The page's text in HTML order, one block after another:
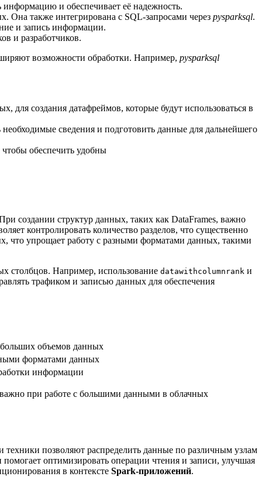
информацию и обеспечивает её надежность.
Она также интегрирована с SQL-запросами через pysparksql.
и запись информации.
и разработчиков.
возможности обработки. Например, pysparksql
создания датафреймов, которые будут использоваться в
сведения и подготовить данные для дальнейшего
обеспечить удобны
создании структур данных, таких как DataFrames, важно
контролировать количество разделов, что существенно
что упрощает работу с разными форматами данных, такими
столбцов. Например, использование datawithcolumnrank и
трафиком и записью данных для обеспечения
объемов данных
форматами данных
информации
при работе с большими данными в облачных
позволяют распределить данные по различным узлам
оптимизировать операции чтения и записи, улучшая
в контексте Spark-приложений.